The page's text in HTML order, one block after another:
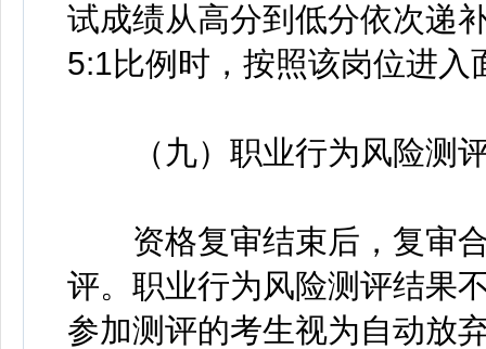
试成绩从高分到低分依次递
5:1比例时，按照该岗位进
（九）职业行为风险测
资格复审结束后，复审合
评。职业行为风险测评结果
参加测评的考生视为自动放